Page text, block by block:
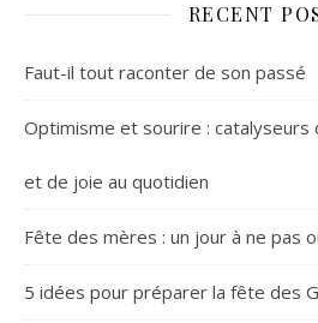
RECENT
Faut-il tout raconter de son passé
Optimisme et sourire : catalyseurs
et de joie au quotidien
Fête des mères : un jour à ne pas
5 idées pour préparer la fête des